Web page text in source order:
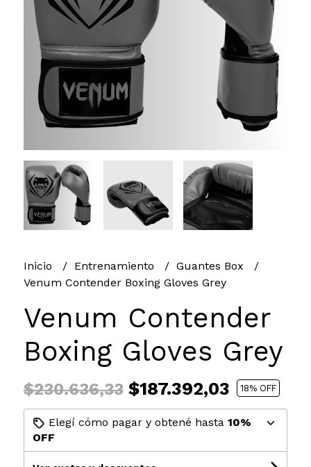
Inicio Entrenamiento
Guantes Box
Venum Contender Boxing Gloves Grey
Venum Contender
Boxing Gloves Grey
$230.636,33$187.392,03 18% OFF
Elegí cómo pagar y obtené hasta 10%
OFF